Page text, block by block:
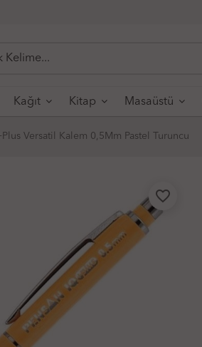
Kağıt Kitap Masaüstü
Versatil Kalem 0,5Mm Pastel Turuncu
favorite_border